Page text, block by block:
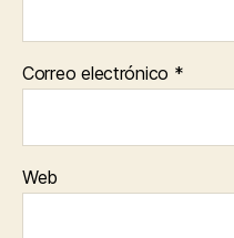
Correo electrónico *
Web